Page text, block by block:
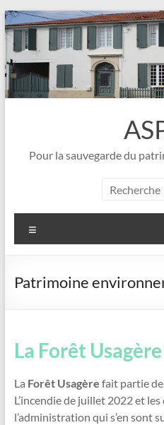
Aller
au
contenu
Pour la sauvegarde du
Patrimoine
La Forêt Usagère
La Forêt Usagère fait partie
L’incendie de juillet 2022 et
l’administration qui s’en sont